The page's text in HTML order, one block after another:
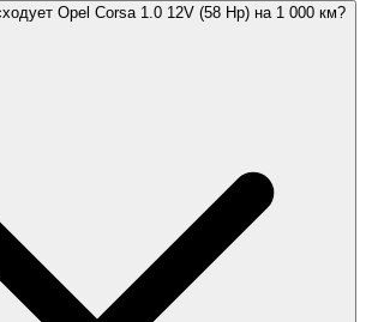
Opel Corsa 1.0 12V (58 Hp) на 1 000 км?